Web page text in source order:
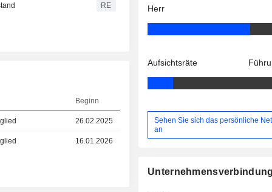
RE
Beginn
26.02.2025
16.01.2026
Herr
Aufsichtsräte
Sehen Sie sich das persönliche
an